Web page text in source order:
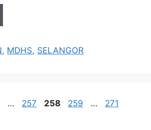
, MDHS, SELANGOR
… Page
257 Page
258 Page
259 … Page
271